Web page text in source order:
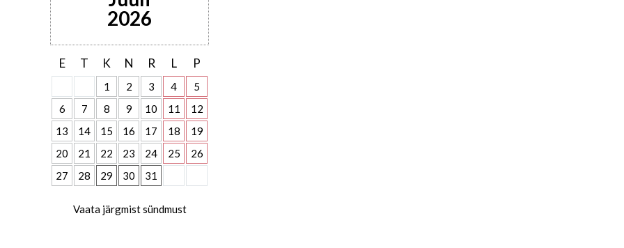
2026
E T K N R L P
1 2 3 4
5
6
7 8 9 10 11
12
13
14 15 16 17 18
19
20
21 22 23 24 25
26
27
28 29 30 31
Vaata järgmist sündmust